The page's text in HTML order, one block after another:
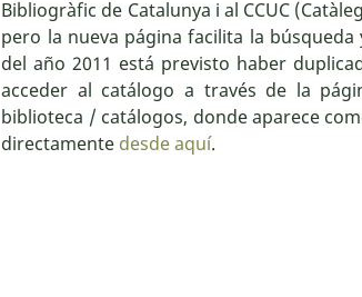
Bibliogràfic de Catalunya i al CCUC
pero la nueva página facilita la
del año 2011 está previsto haber
acceder al catálogo a través de la
biblioteca / catálogos, donde aparece
directamente desde aquí.